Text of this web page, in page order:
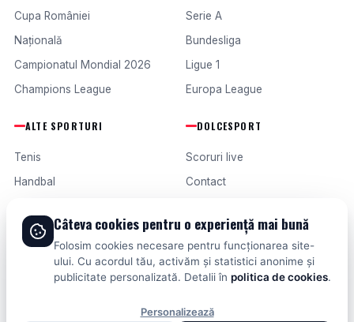
Cupa României
Națională
Campionatul Mondial 2026
Champions League
Serie A
Bundesliga
Ligue 1
Europa League
ALTE SPORTURI
Tenis
Handbal
Formula 1
Fotbal intern
Fotbal extern
DOLCESPORT
Scoruri live
Contact
Termeni și condiții
Câteva cookies pentru o experiență mai bună
Folosim cookies necesare pentru funcționarea site-
ului. Cu acordul tău, activăm și statistici anonime și
publicitate personalizată. Detalii în politica de cookies.
Personalizează